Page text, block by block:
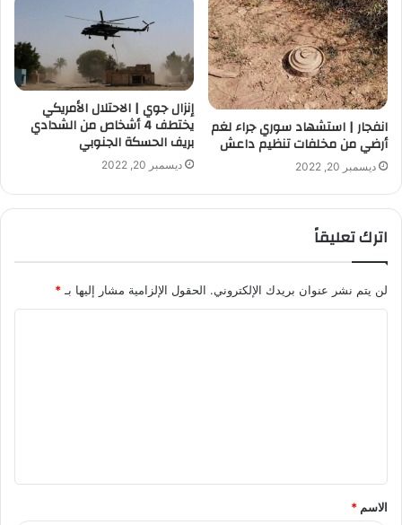
انفجار | استشهاد سوري جراء لغم
أرضي من مخلفات تنظيم داعش
ديسمبر 20, 2022
إنزال جوي | الاحتلال الأمريكي
يختطف 4 أشخاص من الشدادي
بريف الحسكة الجنوبي
ديسمبر 20, 2022
اترك تعليقاً
لن يتم نشر عنوان بريدك الإلكتروني. الحقول الإلزامية مشار إليها بـ *
ق
*
الاسم *